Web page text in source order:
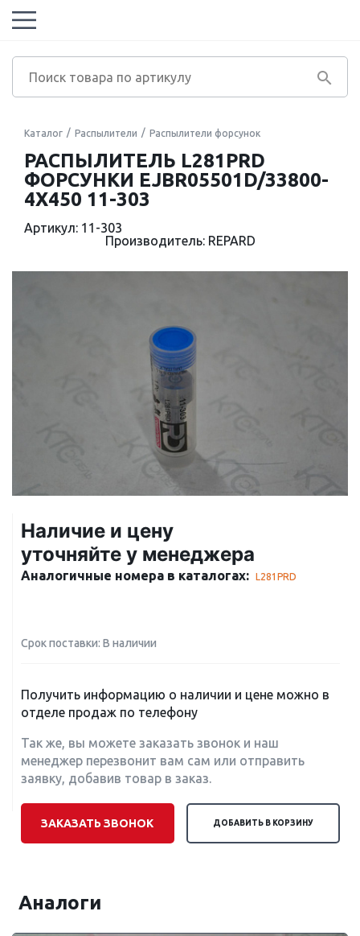
Каталог Распылители Распылители форсунок
РАСПЫЛИТЕЛЬ L281PRD
ФОРСУНКИ EJBR05501D/33800-
4X450 11-303
Артикул: 11-303
Производитель: REPARD
Наличие и цену
уточняйте у менеджера
Аналогичные номера в каталогах: L281PRD
Срок поставки: В наличии
Получить информацию о наличии и цене можно в
отделе продаж по телефону
Так же, вы можете заказать звонок и наш
менеджер перезвонит вам сам или отправить
заявку, добавив товар в заказ.
ЗАКАЗАТЬ ЗВОНОК ДОБАВИТЬ В КОРЗИНУ
Аналоги